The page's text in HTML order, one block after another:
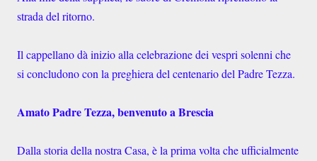
strada del ritorno.
Il cappellano dà inizio alla celebrazione dei vespri solenni che
si concludono con la preghiera del centenario del Padre Tezza.
Amato Padre Tezza, benvenuto a Brescia
Dalla storia della nostra Casa, è la prima volta che ufficialmente